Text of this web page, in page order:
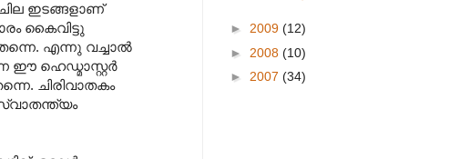
ഇടങ്ങളാണ്
കൈവിട്ടു
എന്നു വച്ചാൽ
ഈ ഹെഡ്മാസ്റ്റർ
ചിരിവാതകം
► 2009 (12)
► 2008 (10)
► 2007 (34)